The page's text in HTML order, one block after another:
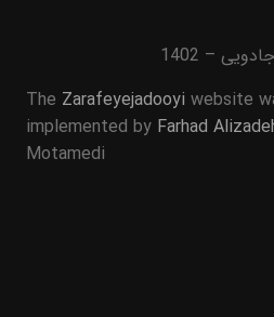
– 1402
The Zarafeyejadooyi website
implemented by Farhad
Motamedi